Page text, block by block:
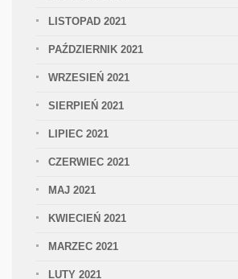
LISTOPAD 2021
PAŹDZIERNIK 2021
WRZESIEŃ 2021
SIERPIEŃ 2021
LIPIEC 2021
CZERWIEC 2021
MAJ 2021
KWIECIEŃ 2021
MARZEC 2021
LUTY 2021